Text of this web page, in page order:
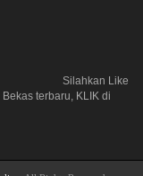
Silahkan Like
terbaru, KLIK di